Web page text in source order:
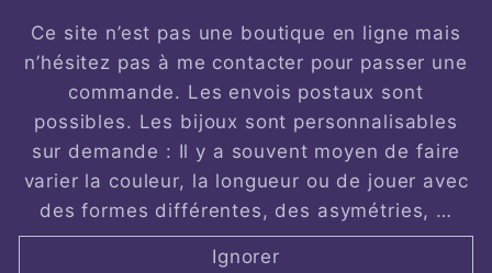
content
Ce site n’est pas une boutique en ligne mais
n’hésitez pas à me contacter pour passer une
commande. Les envois postaux sont
possibles. Les bijoux sont personnalisables
sur demande : Il y a souvent moyen de faire
varier la couleur, la longueur ou de jouer avec
des formes différentes, des asymétries, …
Ignorer